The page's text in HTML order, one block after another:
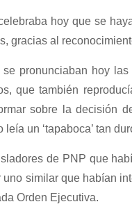
hoy que se
gracias al
pronunciaban hoy
que también
sobre la decisión
un ‘tapaboca’ tan
de PNP que
uno similar que habían
Orden Ejecutiva.